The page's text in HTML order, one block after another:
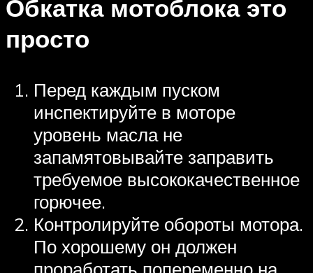
Обкатка мотоблока это
просто
Перед каждым пуском
инспектируйте в моторе
уровень масла не
запамятовывайте заправить
требуемое высококачественное
горючее.
Контролируйте обороты мотора.
По хорошему он должен